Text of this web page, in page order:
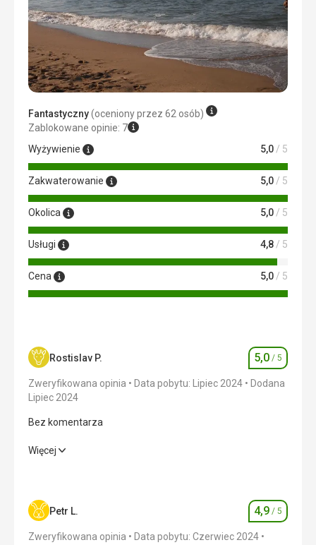
Fantastyczny(oceniony przez 62 osób)
Zablokowane opinie: 7
Wyżywienie
5,0 / 5
Zakwaterowanie 5,0 / 5
Okolica 5,0 / 5
Usługi 4,8 / 5
Cena 5,0 / 5
Rostislav P. Ocena
5,0 / 5
Zweryfikowana opinia Data pobytu: Lipiec 2024
Dodana
Lipiec 2024
Bez komentarza
Bez komentarza
Zakwaterowanie 5,0/ 5
Okolica 5,0
Więcej
Petr L. Ocena
4,9 / 5
Zweryfikowana opinia
Data pobytu: Czerwiec 2024